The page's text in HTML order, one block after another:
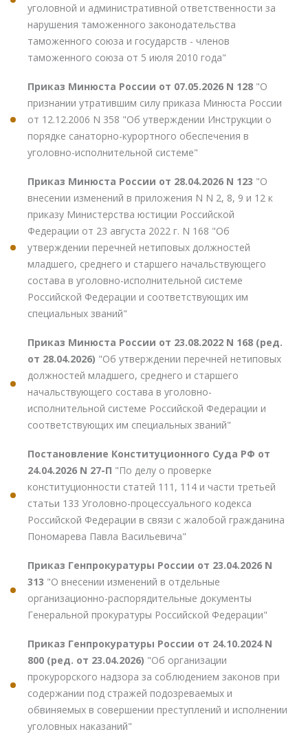
уголовной и административной ответственности за
нарушения таможенного законодательства
таможенного союза и государств - членов
таможенного союза от 5 июля 2010 года"
Приказ Минюста России от 07.05.2026 N 128 "О
признании утратившим силу приказа Минюста России
от 12.12.2006 N 358 "Об утверждении Инструкции о
порядке санаторно-курортного обеспечения в
уголовно-исполнительной системе"
Приказ Минюста России от 28.04.2026 N 123 "О
внесении изменений в приложения N N 2, 8, 9 и 12 к
приказу Министерства юстиции Российской
Федерации от 23 августа 2022 г. N 168 "Об
утверждении перечней нетиповых должностей
младшего, среднего и старшего начальствующего
состава в уголовно-исполнительной системе
Российской Федерации и соответствующих им
специальных званий"
Приказ Минюста России от 23.08.2022 N 168 (ред.
от 28.04.2026) "Об утверждении перечней нетиповых
должностей младшего, среднего и старшего
начальствующего состава в уголовно-
исполнительной системе Российской Федерации и
соответствующих им специальных званий"
Постановление Конституционного Суда РФ от
24.04.2026 N 27-П "По делу о проверке
конституционности статей 111, 114 и части третьей
статьи 133 Уголовно-процессуального кодекса
Российской Федерации в связи с жалобой гражданина
Пономарева Павла Васильевича"
Приказ Генпрокуратуры России от 23.04.2026 N
313 "О внесении изменений в отдельные
организационно-распорядительные документы
Генеральной прокуратуры Российской Федерации"
Приказ Генпрокуратуры России от 24.10.2024 N
800 (ред. от 23.04.2026) "Об организации
прокурорского надзора за соблюдением законов при
содержании под стражей подозреваемых и
обвиняемых в совершении преступлений и исполнении
уголовных наказаний"